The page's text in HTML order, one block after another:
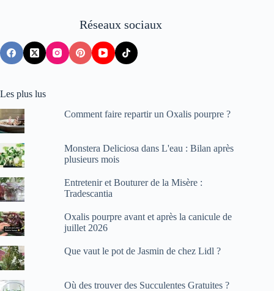
Réseaux sociaux
Les plus lus
Comment faire repartir un Oxalis pourpre ?
Monstera Deliciosa dans L'eau : Bilan après
plusieurs mois
Entretenir et Bouturer de la Misère :
Tradescantia
Oxalis pourpre avant et après la canicule de
juillet 2026
Que vaut le pot de Jasmin de chez Lidl ?
Où des trouver des Succulentes Gratuites ?